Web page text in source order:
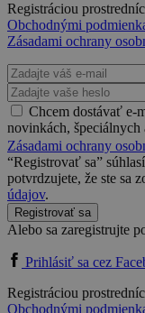
Registráciou
Obchodnými
Zásadami ochrany
Chcem dostávať e-
novinkách,
Zásadami ochrany
“Registrovať sa”
potvrdzujete, že ste sa
údajov.
Registrovať sa
Alebo sa zaregistrujte
Prihlásiť sa cez
Registráciou
Obchodnými